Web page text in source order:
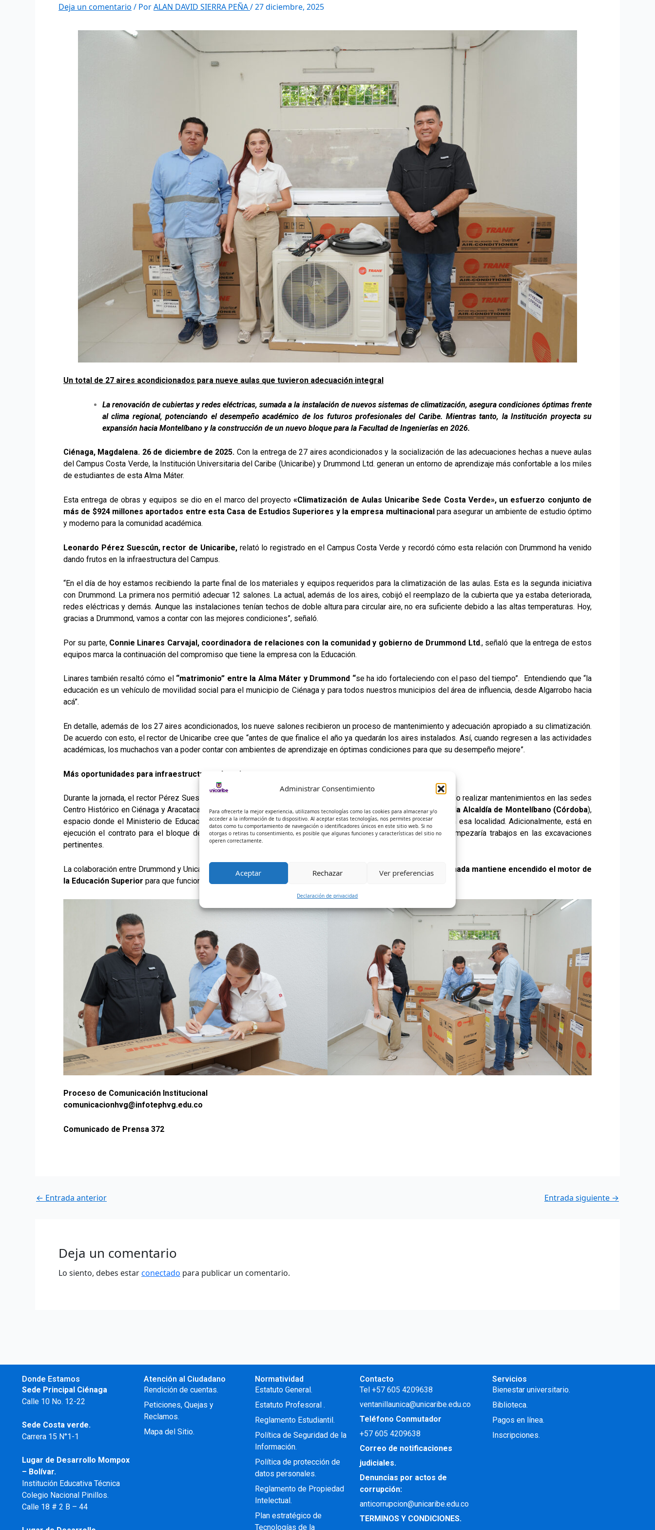
Administrar Consentimiento
Para ofrecerte la mejor experiencia, utilizamos tecnologías como las cookies para almacenar y/o
acceder a la información de tu dispositivo. Al aceptar estas tecnologías, nos permites procesar
datos como tu comportamiento de navegación o identificadores únicos en este sitio web. Si no
otorgas o retiras tu consentimiento, es posible que algunas funciones y características del sitio no
operen correctamente.
Aceptar Rechazar Ver preferencias
Declaración de privacidad
Deja un comentario / PorALAN DAVID SIERRA PEÑA/27 diciembre, 2025
Un total de 27 aires acondicionados para nueve aulas que tuvieron adecuación integral
La renovación de cubiertas y redes eléctricas, sumada a la instalación de nuevos sistemas de climatización, asegura condiciones óptimas frente
al clima regional, potenciando el desempeño académico de los futuros profesionales del Caribe. Mientras tanto, la Institución proyecta su
expansión hacia Montelíbano y la construcción de un nuevo bloque para la Facultad de Ingenierías en 2026.
Ciénaga, Magdalena. 26 de diciembre de 2025. Con la entrega de 27 aires acondicionados y la socialización de las adecuaciones hechas a nueve aulas
del Campus Costa Verde, la Institución Universitaria del Caribe (Unicaribe) y Drummond Ltd. generan un entorno de aprendizaje más confortable a los miles
de estudiantes de esta Alma Máter.
Esta entrega de obras y equipos se dio en el marco del proyecto«Climatización de Aulas Unicaribe Sede Costa Verde», un esfuerzo conjunto de
más de $924 millones aportados entre esta Casa de Estudios Superiores y la empresa multinacionalpara asegurar un ambiente de estudio óptimo
y moderno para la comunidad académica.
Leonardo Pérez Suescún, rector de Unicaribe,relató lo registrado en el Campus Costa Verde y recordó cómo esta relación con Drummond ha venido
dando frutos en la infraestructura del Campus.
“En el día de hoy estamos recibiendo la parte final de los materiales y equipos requeridos para la climatización de las aulas. Esta es la segunda iniciativa
con Drummond. La primera nos permitió adecuar 12 salones. La actual, además de los aires, cobijó el reemplazo de la cubierta que ya estaba deteriorada,
redes eléctricas y demás. Aunque las instalaciones tenían techos de doble altura para circular aire, no era suficiente debido a las altas temperaturas. Hoy,
gracias a Drummond, vamos a contar con las mejores condiciones”, señaló.
Por su parte, Connie Linares Carvajal, coordinadora de relaciones con la comunidad y gobierno de Drummond Ltd., señaló que la entrega de estos
equipos marca la continuación del compromiso que tiene la empresa con la Educación.
Linares también resaltó cómo el “matrimonio” entre la Alma Máter y Drummond “se ha ido fortaleciendo con el paso del tiempo”. Entendiendo que “la
educación es un vehículo de movilidad social para el municipio de Ciénaga y para todos nuestros municipios del área de influencia, desde Algarrobo hacia
acá”.
En detalle, además de los 27 aires acondicionados, los nueve salones recibieron un proceso de mantenimiento y adecuación apropiado a su climatización.
De acuerdo con esto, el rector de Unicaribe cree que “antes de que finalice el año ya quedarán los aires instalados. Así, cuando regresen a las actividades
académicas, los muchachos van a poder contar con ambientes de aprendizaje en óptimas condiciones para que su desempeño mejore”.
Más oportunidades para infraestructura educativa
Durante la jornada, el rector Pérez Suescún resaltó que la Alma Máter, además de la ayuda de Drummond, ha podido realizar mantenimientos en las sedes
Centro Histórico en Ciénaga y Aracataca. Además de quese recibió la donación de 15 hectáreas por parte de la Alcaldía de Montelíbano (Córdoba),
espacio donde el Ministerio de Educación financiará estudios y obras para construir la sede de la Alma Máter en esa localidad. Adicionalmente, está en
ejecución el contrato para el bloque de laFacultad de Ingenierías, el cual -en los primeros días de enero- empezaría trabajos en las excavaciones
pertinentes.
La colaboración entre Drummond y Unicaribe funciona como un engranaje perfecto.
La infraestructura proporcionada mantiene encendido el motor de
la Educación Superior para que funcione sin las interrupciones causadas por el clima extremo de la Región.
Proceso de Comunicación Institucional
comunicacionhvg@infotephvg.edu.co
Comunicado de Prensa 372
← Entrada anterior Entrada siguiente →
Deja un comentario
Lo siento, debes estarconectado para publicar un comentario.
Donde Estamos
Sede Principal Ciénaga
Calle 10 No. 12-22
Sede Costa verde.
Carrera 15 N°1-1
Lugar de Desarrollo Mompox
– Bolívar.
Institución Educativa Técnica
Colegio Nacional Pinillos.
Calle 18 # 2 B – 44
Atención al Ciudadano
Rendición de cuentas.
Peticiones, Quejas y
Reclamos.
Mapa del Sitio.
Normatividad
Estatuto General.
Estatuto Profesoral .
Reglamento Estudiantil.
Política de Seguridad de la
Información.
Política de protección de
datos personales.
Reglamento de Propiedad
Intelectual.
Plan estratégico de
Tecnologías de la
Contacto
Tel +57 605 4209638
ventanillaunica@unicaribe.edu.co
Teléfono Conmutador
+57605 4209638
Correo de notificaciones
judiciales.
Denuncias por actos de
corrupción:
anticorrupcion@unicaribe.edu.co
TERMINOS Y CONDICIONES.
Servicios
Bienestar universitario.
Biblioteca.
Pagos en línea.
Inscripciones.